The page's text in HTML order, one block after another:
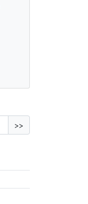
>>